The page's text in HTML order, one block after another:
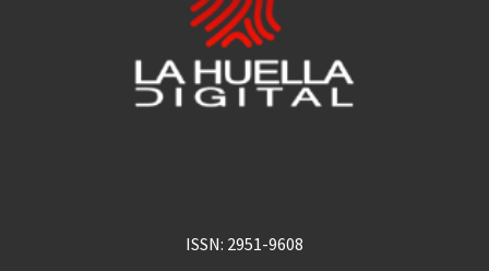
ISSN: 2951-9608